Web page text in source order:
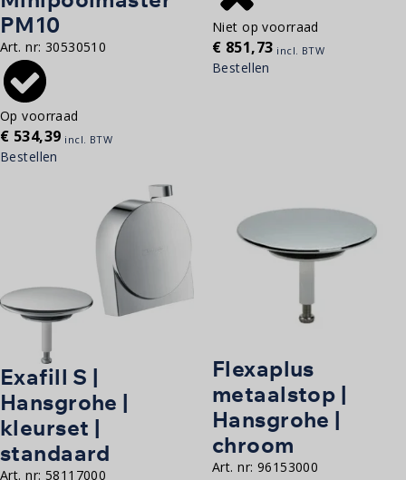
PM10
Art. nr: 30530510
Op voorraad
€ 534,39 incl. BTW
Bestellen
Niet op voorraad
€ 851,73 incl. BTW
Bestellen
Exafill S |
Hansgrohe |
kleurset |
standaard
Art. nr: 58117000
Flexaplus
metaalstop |
Hansgrohe |
chroom
Art. nr: 96153000